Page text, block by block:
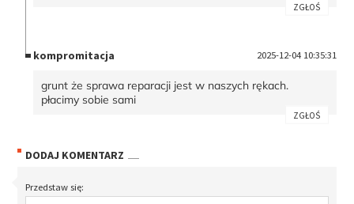
ZGŁOŚ
kompromitacja 2025-12-04 10:35:31
grunt że sprawa reparacji jest w naszych rękach.
płacimy sobie sami
ZGŁOŚ
DODAJ KOMENTARZ
Przedstaw się: